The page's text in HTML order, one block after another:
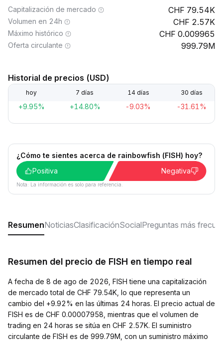
Capitalización de mercado 79.54K
Volumen en 24h 2.57K
Máximo histórico 0.009965
Oferta circulante 999.79M
Historial de precios (USD)
hoy 7 días 14 días 30 días
+9.95% +14.80% -9.03% -31.61%
¿Cómo te sientes acerca de rainbowfish (FISH) hoy?
Positiva
Negativa
Nota: La información es solo para referencia.
ResumenNoticiasClasificaciónSocialPreguntas más
Resumen del precio de FISH en tiempo real
A fecha de 8 de ago de 2026, FISH tiene una capitalización
de mercado total de CHF 79.54K, lo que representa un
cambio del +9.92% en las últimas 24 horas. El precio actual de
FISH es de CHF 0.00007958, mientras que el volumen de
trading en 24 horas se sitúa en CHF 2.57K. El suministro
circulante de FISH es de 999.79M, con un suministro máximo